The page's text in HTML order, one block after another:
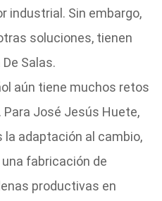
industrial. Sin embargo,
soluciones, tienen
Salas.
aún tiene muchos retos
José Jesús Huete,
la adaptación al cambio,
fabricación de
productivas en